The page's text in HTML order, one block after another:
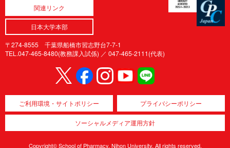
関連リンク
日本大学本部
〒274-8555 千葉県船橋市習志野台7-7-1
TEL.047-465-8480(教務課入試係) ／ 047-465-2111(代表)
ご利用環境・サイトポリシー プライバシーポリシー
ソーシャルメディア運用方針
Copyright© School of Pharmacy, Nihon University. All rights reserved.